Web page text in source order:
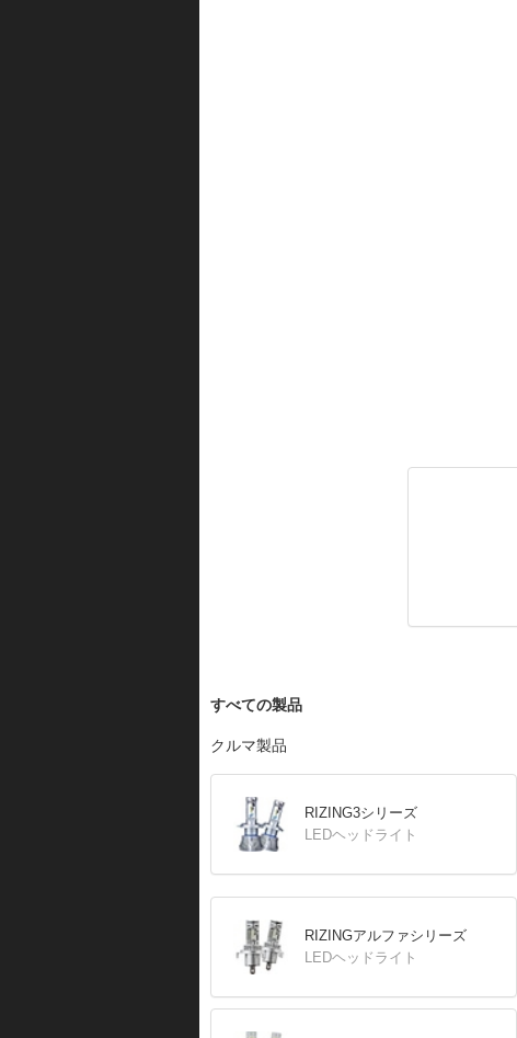
すべての製品
クルマ製品
RIZING3シリーズ
LEDヘッドライト
RIZINGアルファシリーズ
LEDヘッドライト